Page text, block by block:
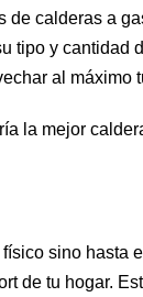
calderas a
tipo y cantidad
al máximo
la mejor
sino
de tu hogar.